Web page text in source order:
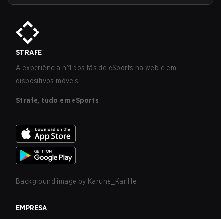
STRAFE
A experiência nº1 dos fãs de eSports na web e em
dispositivos móveis.
Strafe, tudo em eSports
Background image by Karuhe_KarlHe
EMPRESA